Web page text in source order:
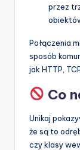
przez
Połączenia
sposób
jak HTTP,
Co
Unikaj
że są to
czy klasy